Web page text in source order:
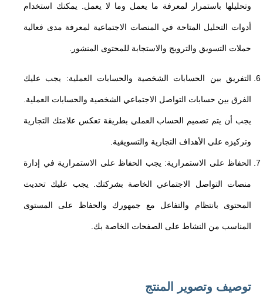
وتحليلها باستمرار لمعرفة ما يعمل وما لا يعمل. يمكنك استخدام
أدوات التحليل المتاحة في المنصات الاجتماعية لمعرفة مدى فعالية
حملات التسويق والترويج والاستجابة للمحتوى المنشور.
التفريق بين الحسابات الشخصية والحسابات العملية: يجب عليك
الفرق بين حسابات التواصل الاجتماعي الشخصية والحسابات العملية.
يجب أن يتم تصميم الحساب العملي بطريقة تعكس علامتك التجارية
وتركيزه على الأهداف التجارية والتسويقية.
الحفاظ على الاستمرارية: يجب الحفاظ على الاستمرارية في إدارة
منصات التواصل الاجتماعي الخاصة بشركتك. يجب عليك تحديث
المحتوى بانتظام والتفاعل مع جمهورك والحفاظ على المستوى
المناسب من النشاط على الصفحات الخاصة بك.
توصيف وتصوير المنتج